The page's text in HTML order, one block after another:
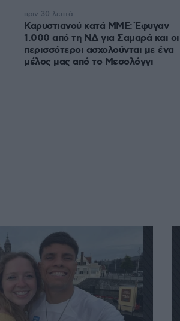
Καρυστιανού κατά ΜΜΕ: Έφυγαν
1.000 από τη ΝΔ για Σαμαρά και οι
περισσότεροι ασχολούνται με ένα
μέλος μας από το Μεσολόγγι
πριν 30 λεπτά